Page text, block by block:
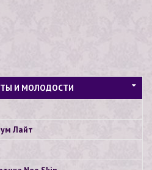
И МОЛОДОСТИ
Лайт